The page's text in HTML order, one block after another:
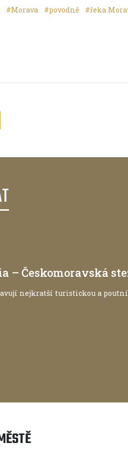
#Morava #povodně #řeka
– Českomoravská
nejkratší turistickou a